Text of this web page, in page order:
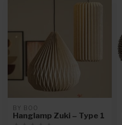
BY BOO
Hanglamp Zuki – Type 1